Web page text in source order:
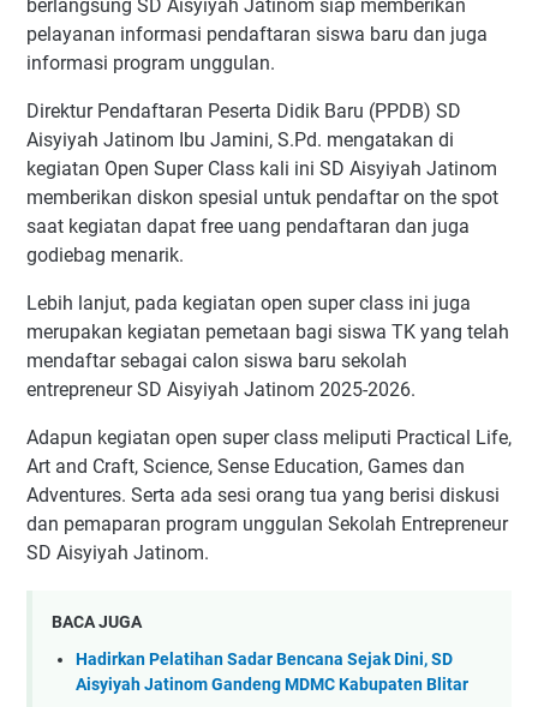
berlangsung SD Aisyiyah Jatinom siap memberikan
pelayanan informasi pendaftaran siswa baru dan juga
informasi program unggulan.
Direktur Pendaftaran Peserta Didik Baru (PPDB) SD
Aisyiyah Jatinom Ibu Jamini, S.Pd. mengatakan di
kegiatan Open Super Class kali ini SD Aisyiyah Jatinom
memberikan diskon spesial untuk pendaftar on the spot
saat kegiatan dapat free uang pendaftaran dan juga
godiebag menarik.
Lebih lanjut, pada kegiatan open super class ini juga
merupakan kegiatan pemetaan bagi siswa TK yang telah
mendaftar sebagai calon siswa baru sekolah
entrepreneur SD Aisyiyah Jatinom 2025-2026.
Adapun kegiatan open super class meliputi Practical Life,
Art and Craft, Science, Sense Education, Games dan
Adventures. Serta ada sesi orang tua yang berisi diskusi
dan pemaparan program unggulan Sekolah Entrepreneur
SD Aisyiyah Jatinom.
BACA JUGA
Hadirkan Pelatihan Sadar Bencana Sejak Dini, SD
Aisyiyah Jatinom Gandeng MDMC Kabupaten Blitar